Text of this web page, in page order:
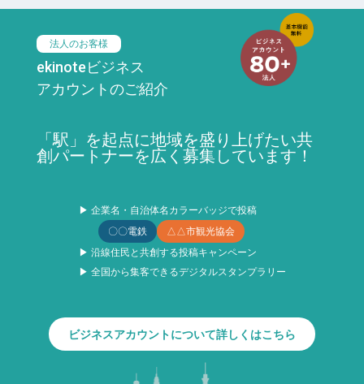
法人のお客様
ekinoteビジネス
アカウントのご紹介
「駅」を起点に地域を盛り上げたい共
創パートナーを広く募集しています！
▶ 企業名・自治体名カラーバッジで投稿
〇〇電鉄
△△市観光協会
▶ 沿線住民と共創する投稿キャンペーン
▶ 全国から集客できるデジタルスタンプラリー
ビジネスアカウントについて詳しくはこちら